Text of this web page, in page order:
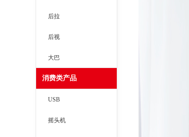
后拉
后视
大巴
消费类产品
USB
摇头机